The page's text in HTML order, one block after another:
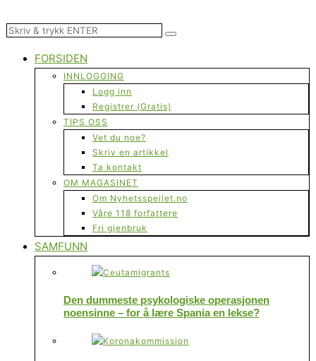
FORSIDEN
INNLOGGING
Logg inn
Registrer (Gratis)
TIPS OSS
Vet du noe?
Skriv en artikkel
Ta kontakt
OM MAGASINET
Om Nyhetsspeilet.no
Våre 118 forfattere
Fri gjenbruk
SAMFUNN
Den dummeste psykologiske operasjonen
noensinne – for å lære Spania en lekse?